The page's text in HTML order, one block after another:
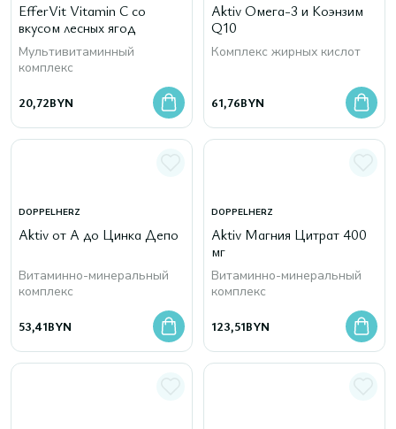
EfferVit Vitamin С со
вкусом лесных ягод
Мультивитаминный
комплекс
20,72BYN
Aktiv Омега-3 и Коэнзим
Q10
Комплекс жирных кислот
61,76BYN
DOPPELHERZ
Aktiv от А до Цинка Депо
Витаминно-минеральный
комплекс
53,41BYN
DOPPELHERZ
Aktiv Магния Цитрат 400
мг
Витаминно-минеральный
комплекс
123,51BYN